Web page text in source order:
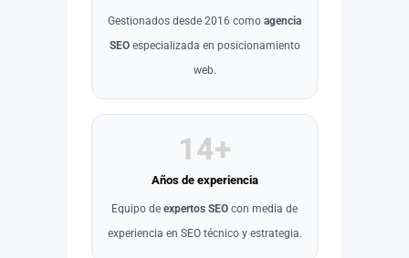
Gestionados desde 2016 como agencia
SEOespecializada en posicionamiento
web.
14+
Años de experiencia
Equipo de expertos SEO con media de
experiencia en SEO técnico y estrategia.